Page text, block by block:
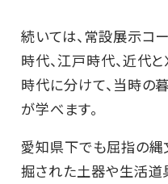
続いては、常設展示コ
時代、江戸時代、近代
時代に分けて、当時の
が学べます。
愛知県下でも屈指の
掘された土器や生活道